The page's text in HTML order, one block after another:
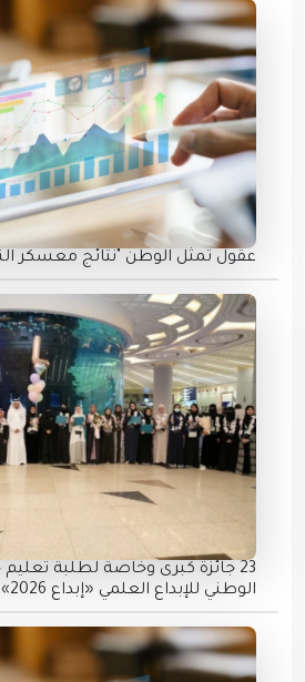
عقول تمثل الوطن "نتائج معسكر
23 جائزة كبرى وخاصة لطلبة تعليم
الوطني للإبداع العلمي «إبداع 2026»